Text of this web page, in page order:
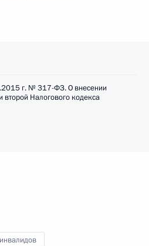
г. № 317-ФЗ. О внесении
второй Налогового кодекса